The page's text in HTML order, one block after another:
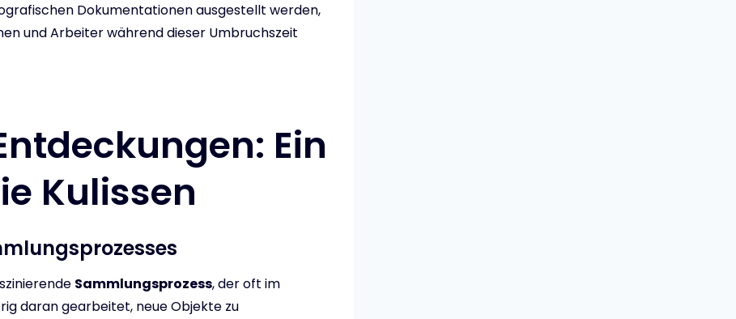
Dokumentationen ausgestellt werden,
und Arbeiter während dieser Umbruchszeit
Ein
Kulissen
Sammlungsprozess, der oft im
daran gearbeitet, neue Objekte zu